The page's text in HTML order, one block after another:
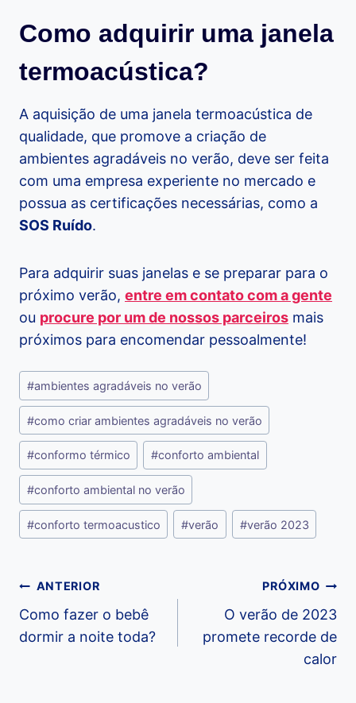
Como adquirir uma janela
termoacústica?
A aquisição de uma janela termoacústica de
qualidade, que promove a criação de
ambientes agradáveis no verão, deve ser feita
com uma empresa experiente no mercado e
possua as certificações necessárias, como a
SOS Ruído.
Para adquirir suas janelas e se preparar para o
próximo verão, entre em contato com a gente
ou procure por um de nossos parceiros mais
próximos para encomendar pessoalmente!
Tags
do
Post:
#ambientes agradáveis no verão
#como criar ambientes agradáveis no verão
#conformo térmico #conforto ambiental
#conforto ambiental no verão
#conforto termoacustico #verão #verão 2023
Navegação
de
ANTERIOR
Como fazer o bebê
dormir a noite toda?
PRÓXIMO
O verão de 2023
promete recorde de
calor